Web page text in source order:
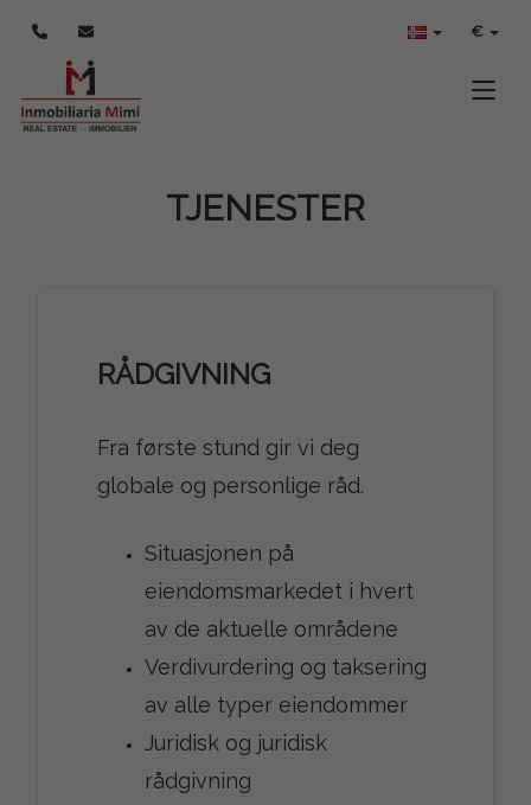
€
TJENESTER
RÅDGIVNING
Fra første stund gir vi deg
globale og personlige råd.
Situasjonen på
eiendomsmarkedet i hvert
av de aktuelle områdene
Verdivurdering og taksering
av alle typer eiendommer
Juridisk og juridisk
rådgivning